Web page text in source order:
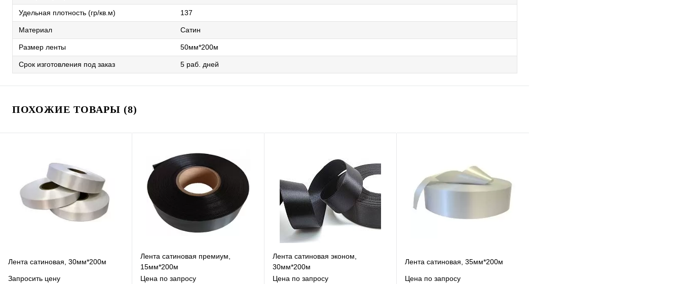
Удельная плотность (гр/кв.м) 137
Материал Сатин
Размер ленты 50мм*200м
Срок изготовления под заказ 5 раб. дней
ПОХОЖИЕ ТОВАРЫ (8)
Лента сатиновая, 30мм*200м
Запросить цену
Лента сатиновая премиум,
15мм*200м
Цена по запросу
Лента сатиновая эконом,
30мм*200м
Цена по запросу
Лента сатиновая, 35мм*200м
Цена по запросу